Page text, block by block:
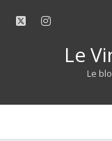
twitterinstagram
Le
Le